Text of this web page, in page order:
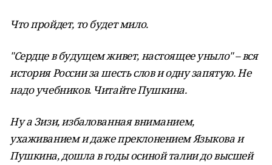
Что пройдет, то будет мило.
"Сердце в будущем живет, настоящее уныло" – вся
история России за шесть слов и одну запятую. Не
надо учебников. Читайте Пушкина.
Ну а Зизи, избалованная вниманием,
ухаживанием и даже преклонением Языкова и
Пушкина, дошла в годы осиной талии до высшей